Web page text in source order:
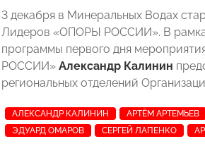
3 декабря в Минеральных Водах
Лидеров «ОПОРЫ РОССИИ». В
программы первого дня
РОССИИ» Александр Калинин
региональных отделений
АЛЕКСАНДР КАЛИНИН АРТЁМ АРТЕМЬЕВ
ЭДУАРД ОМАРОВ
СЕРГЕЙ ЛАПЕНКО